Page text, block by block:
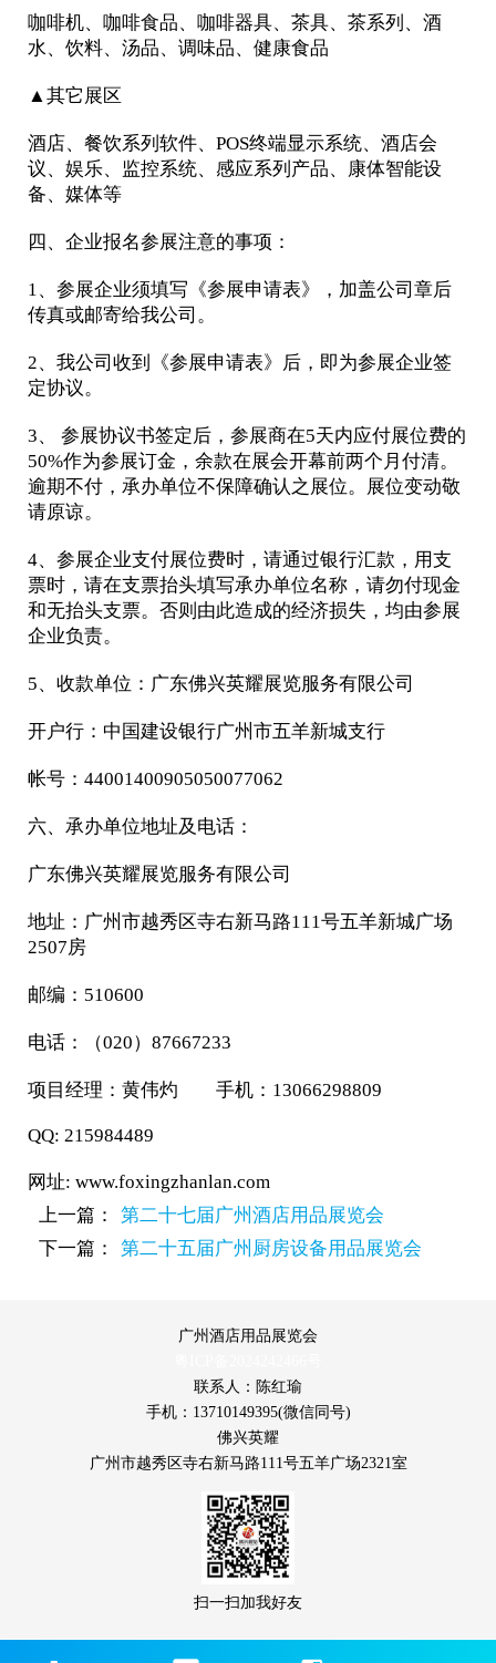
咖啡机、咖啡食品、咖啡器具、茶具、茶系列、酒
水、饮料、汤品、调味品、健康食品
▲其它展区
酒店、餐饮系列软件、POS终端显示系统、酒店会
议、娱乐、监控系统、感应系列产品、康体智能设
备、媒体等
四、企业报名参展注意的事项：
1、参展企业须填写《参展申请表》，加盖公司章后
传真或邮寄给我公司。
2、我公司收到《参展申请表》后，即为参展企业签
定协议。
3、 参展协议书签定后，参展商在5天内应付展位费的
50%作为参展订金，余款在展会开幕前两个月付清。
逾期不付，承办单位不保障确认之展位。展位变动敬
请原谅。
4、参展企业支付展位费时，请通过银行汇款，用支
票时，请在支票抬头填写承办单位名称，请勿付现金
和无抬头支票。否则由此造成的经济损失，均由参展
企业负责。
5、收款单位：广东佛兴英耀展览服务有限公司
开户行：中国建设银行广州市五羊新城支行
帐号：44001400905050077062
六、承办单位地址及电话：
广东佛兴英耀展览服务有限公司
地址：广州市越秀区寺右新马路111号五羊新城广场
2507房
邮编：510600
电话：（020）87667233
项目经理：黄伟灼 手机： 13066298809
QQ: 215984489
网址: www.foxingzhanlan.com
上一篇：
第二十七届广州酒店用品展览会
下一篇：
第二十五届广州厨房设备用品展览会
广州酒店用品展览会
联系人：陈红瑜
手机：13710149395(微信同号)
佛兴英耀
广州市越秀区寺右新马路111号五羊广场2321室
扫一扫加我好友